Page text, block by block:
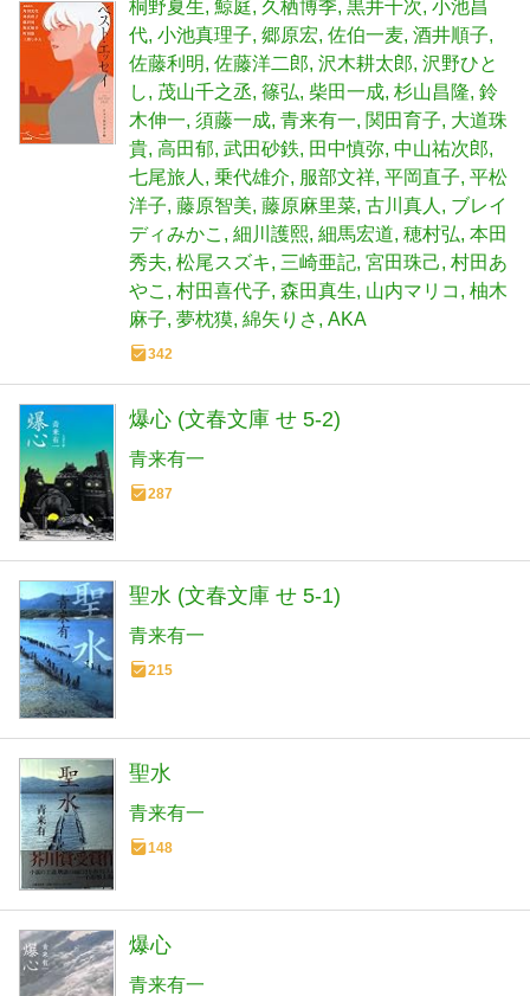
桐野夏生 鯨庭 久栖博季 黒井千次 小池昌
代 小池真理子 郷原宏 佐伯一麦 酒井順子
佐藤利明 佐藤洋二郎 沢木耕太郎 沢野ひと
し
茂山千之丞 篠弘 柴田一成 杉山昌隆 鈴
木伸一 須藤一成 青来有一 関田育子 大道珠
貴 高田郁 武田砂鉄 田中慎弥 中山祐次郎
七尾旅人
乗代雄介 服部文祥 平岡直子 平松
洋子 藤原智美 藤原麻里菜 古川真人
ブレイ
ディみかこ
細川護熙 細馬宏道 穂村弘 本田
秀夫 松尾スズキ 三崎亜記 宮田珠己 村田あ
やこ
村田喜代子 森田真生 山内マリコ
柚木
麻子 夢枕獏 綿矢りさ AKA
342
爆心 (文春文庫 せ 5-2)
青来有一
287
聖水 (文春文庫 せ 5-1)
青来有一
215
聖水
青来有一
148
爆心
青来有一